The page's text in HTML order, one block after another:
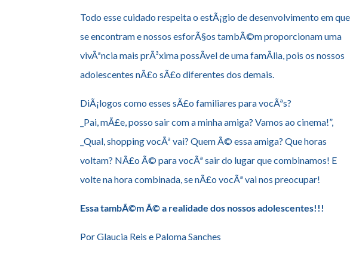
Todo esse cuidado respeita o estÃ¡gio de desenvolvimento em que
se encontram e nossos esforÃ§os tambÃ©m proporcionam uma
vivÃªncia mais prÃ³xima possÃ­vel de uma famÃ­lia, pois os nossos
adolescentes nÃ£o sÃ£o diferentes dos demais.
DiÃ¡logos como esses sÃ£o familiares para vocÃªs?
_Pai, mÃ£e, posso sair com a minha amiga? Vamos ao cinema!”,
_Qual, shopping vocÃª vai? Quem Ã© essa amiga? Que horas
voltam? NÃ£o Ã© para vocÃª sair do lugar que combinamos! E
volte na hora combinada, se nÃ£o vocÃª vai nos preocupar!
Essa tambÃ©m Ã© a realidade dos nossos adolescentes!!!
Por Glaucia Reis e Paloma Sanches